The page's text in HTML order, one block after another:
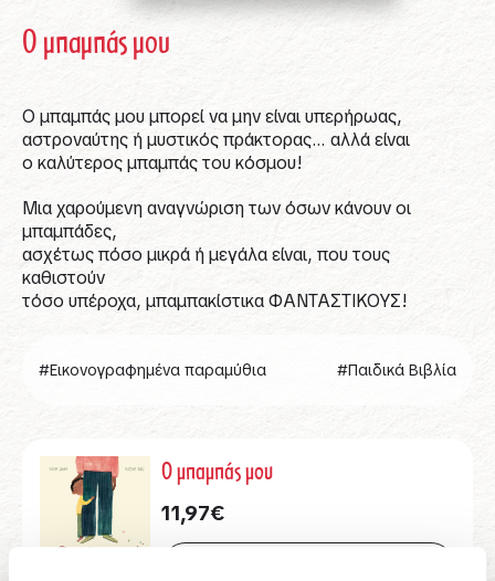
Ο μπαμπάς μου
Ο μπαμπάς μου μπορεί να μην είναι υπερήρωας,
αστροναύτης ή μυστικός πράκτορας… αλλά είναι
ο καλύτερος μπαμπάς του κόσμου!
Μια χαρούμενη αναγνώριση των όσων κάνουν οι
μπαμπάδες,
ασχέτως πόσο μικρά ή μεγάλα είναι, που τους
καθιστούν
τόσο υπέροχα, μπαμπακίστικα ΦΑΝΤΑΣΤΙΚΟΥΣ!
#Εικονογραφημένα παραμύθια #Παιδικά Βιβλία
Ο μπαμπάς μου
11,97€